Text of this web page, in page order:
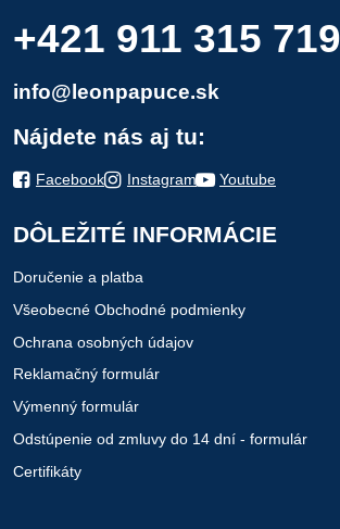
+421 911 315
info@leonpapuce.sk
Nájdete nás aj tu:
Facebook Instagram Youtube
DÔLEŽITÉ INFORMÁCIE
Doručenie a platba
Všeobecné Obchodné podmienky
Ochrana osobných údajov
Reklamačný formulár
Výmenný formulár
Odstúpenie od zmluvy do 14 dní - formulár
Certifikáty